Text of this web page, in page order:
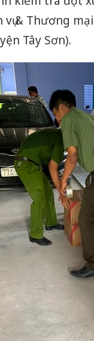
vụ & Thương
Tây Sơn).